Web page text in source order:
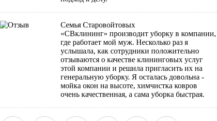
Семья Старовойтовых
«СВклининг» производит уборку в компании,
где работает мой муж. Несколько раз я
услышала, как сотрудники положительно
отзываются о качестве клининговых услуг
этой компании и решила пригласить их на
генеральную уборку. Я осталась довольна -
мойка окон на высоте, химчистка ковров
очень качественная, а сама уборка быстрая.